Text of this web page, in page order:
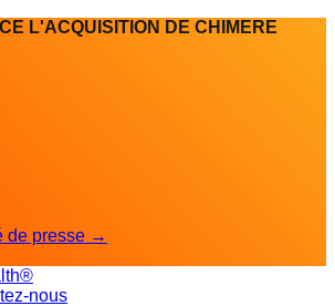
L'ACQUISITION DE CHIMERE
de presse →
nous